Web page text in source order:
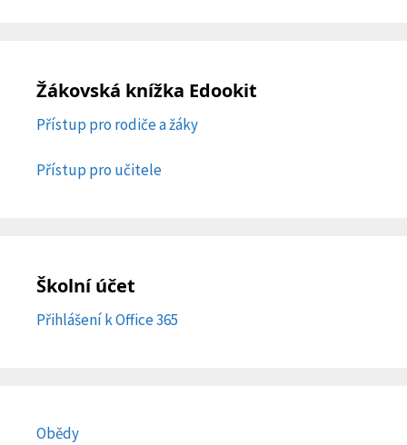
Žákovská knížka Edookit
Přístup pro rodiče a žáky
Přístup pro učitele
Školní účet
Přihlášení k Office 365
Obědy